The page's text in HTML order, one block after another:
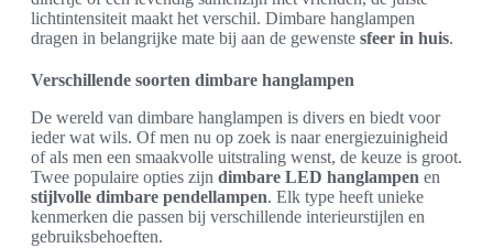
lichtintensiteit maakt het verschil. Dimbare hanglampen
dragen in belangrijke mate bij aan de gewenste sfeer in huis.
Verschillende soorten dimbare hanglampen
De wereld van dimbare hanglampen is divers en biedt voor
ieder wat wils. Of men nu op zoek is naar energiezuinigheid
of als men een smaakvolle uitstraling wenst, de keuze is groot.
Twee populaire opties zijn dimbare LED hanglampen en
stijlvolle dimbare pendellampen. Elk type heeft unieke
kenmerken die passen bij verschillende interieurstijlen en
gebruiksbehoeften.